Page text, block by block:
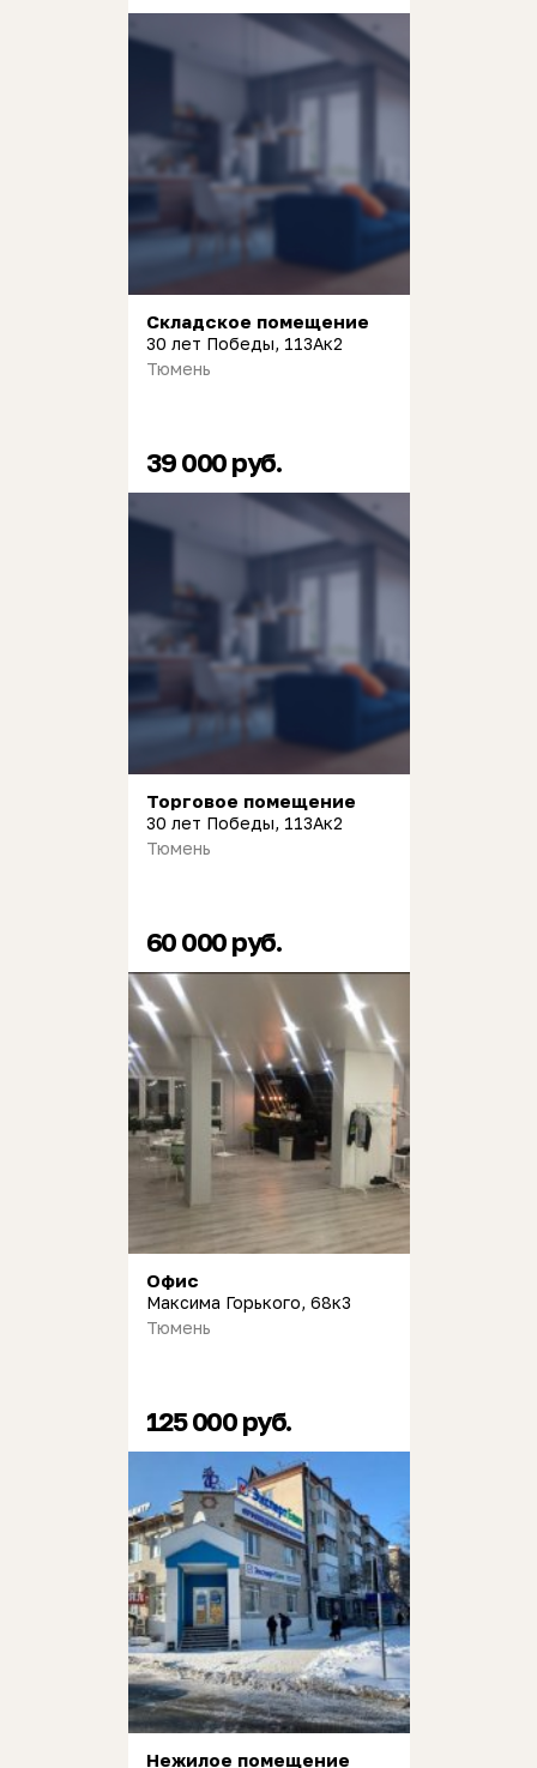
Складское помещение
30 лет Победы, 113Ак2
Тюмень
39 000 руб.
Торговое помещение
30 лет Победы, 113Ак2
Тюмень
60 000 руб.
Офис
Максима Горького, 68к3
Тюмень
125 000 руб.
Нежилое помещение